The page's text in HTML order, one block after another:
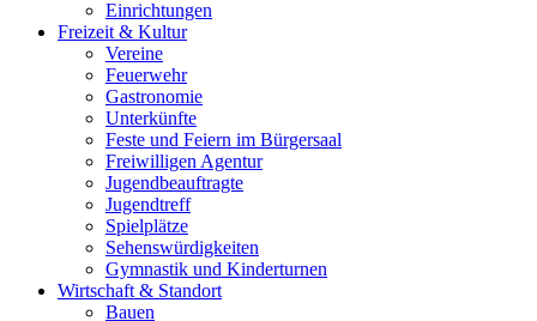
Einrichtungen
Freizeit & Kultur
Vereine
Feuerwehr
Gastronomie
Unterkünfte
Feste und Feiern im Bürgersaal
Freiwilligen Agentur
Jugendbeauftragte
Jugendtreff
Spielplätze
Sehenswürdigkeiten
Gymnastik und Kinderturnen
Wirtschaft & Standort
Bauen